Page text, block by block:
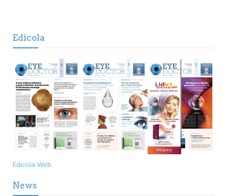
Edicola
Edicola Web
News